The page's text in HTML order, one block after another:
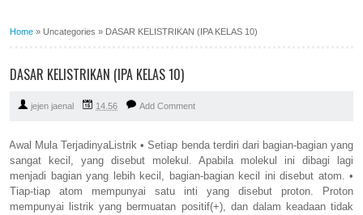
Home » Uncategories » DASAR KELISTRIKAN (IPA KELAS 10)
DASAR KELISTRIKAN (IPA KELAS 10)
jejen jaenal 14.56 Add Comment
Awal Mula TerjadinyaListrik • Setiap benda terdiri dari bagian-bagian yang
sangat kecil, yang disebut molekul. Apabila molekul ini dibagi lagi
menjadi bagian yang lebih kecil, bagian-bagian kecil ini disebut atom. •
Tiap-tiap atom mempunyai satu inti yang disebut proton. Proton
mempunyai listrik yang bermuatan positif(+), dan dalam keadaan tidak